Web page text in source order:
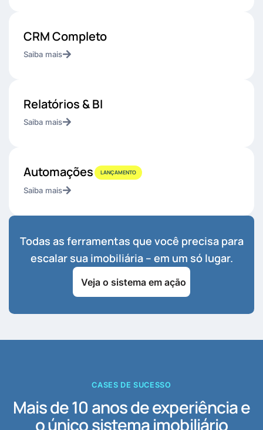
CRM Completo
Saiba mais
Relatórios & BI
Saiba mais
Automações LANÇAMENTO
Saiba mais
Todas as ferramentas que você precisa para
escalar sua imobiliária – em um só lugar.
Veja o sistema em ação
CASES DE SUCESSO
Mais de 10 anos de experiência e
o único sistema imobiliário